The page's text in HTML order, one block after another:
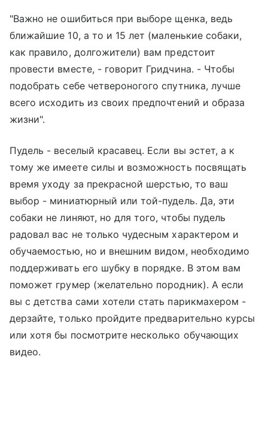
"Важно не ошибиться при выборе щенка, ведь
ближайшие 10, а то и 15 лет (маленькие собаки,
как правило, долгожители) вам предстоит
провести вместе, - говорит Гридчина. - Чтобы
подобрать себе четвероногого спутника, лучше
всего исходить из своих предпочтений и образа
жизни".
Пудель - веселый красавец. Если вы эстет, а к
тому же имеете силы и возможность посвящать
время уходу за прекрасной шерстью, то ваш
выбор - миниатюрный или той-пудель. Да, эти
собаки не линяют, но для того, чтобы пудель
радовал вас не только чудесным характером и
обучаемостью, но и внешним видом, необходимо
поддерживать его шубку в порядке. В этом вам
поможет грумер (желательно породник). А если
вы с детства сами хотели стать парикмахером -
дерзайте, только пройдите предварительно курсы
или хотя бы посмотрите несколько обучающих
видео.